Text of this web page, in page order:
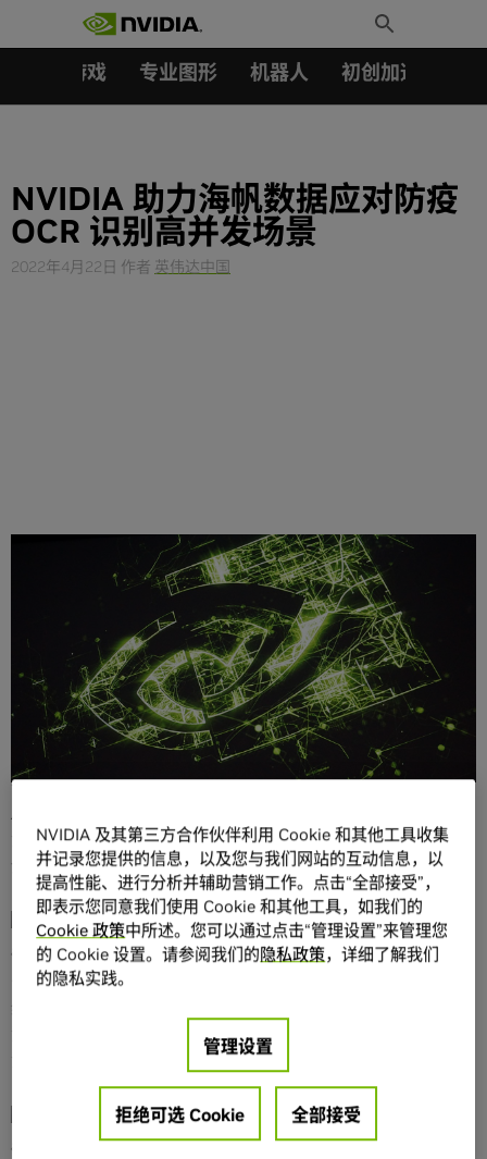
Toggle
Search
游戏 专业图形 机器人 初创加速会员成
NVIDIA 助力海帆数据应对防疫
OCR 识别高并发场景
2022年4月22日 作者 英伟达中国
南京海帆数据科技有限公司成立于 2018 年，是领先的人工
智能算法和服务提供商，致力于 AI 能力和业务场景深度融
合，提供软硬件一体化解决方案，让每个企业能真正感受到
AI 带来的产业价值。海帆数据于 2019 年自主研发的识别算
法，在斯坦福大学 DAWNBENCH 深度学习推理榜当中获得
全球第五名，并获得消费级 GPU 团队第一名。
公司聚焦智慧政务服务和智能制造产业，拥有自主研发、训
法等多种基于机器视觉和深度学习神经网络的人工智能算
NVIDIA 及其第三方合作伙伴利用 Cookie 和其他工具收集
并记录您提供的信息，以及您与我们网站的互动信息，以
提高性能、进行分析并辅助营销工作。点击“全部接受”，
即表示您同意我们使用 Cookie 和其他工具，如我们的
Cookie 政策中所述。您可以通过点击“管理设置”来管理您
的 Cookie 设置。请参阅我们的隐私政策，详细了解我们
的隐私实践。
管理设置
拒绝可选 Cookie 全部接受